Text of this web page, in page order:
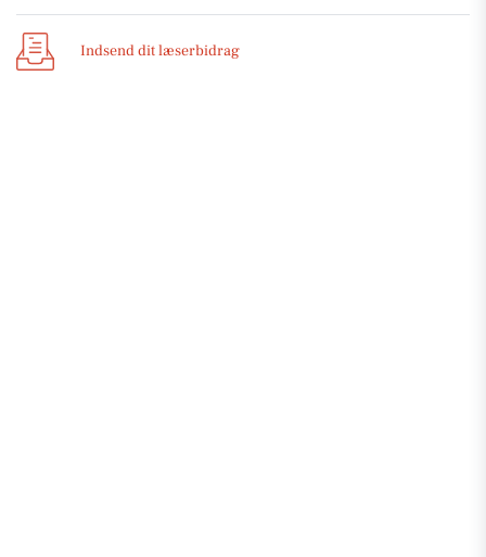
Indsend dit læserbidrag